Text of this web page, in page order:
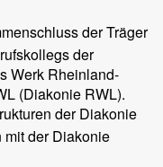
der Träger
der
Werk Rheinland-
(Diakonie RWL).
der Diakonie
mit der Diakonie